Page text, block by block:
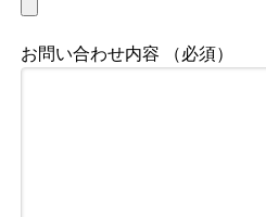
お問い合わせ内容 （必須）